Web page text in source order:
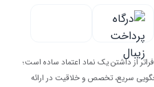
از داشتن یک نماد اعتماد ساده است؛
سریع، تخصص و خلاقیت در ارائه